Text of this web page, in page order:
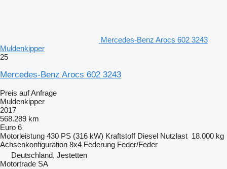
Mercedes-Benz Arocs 602 3243
Muldenkipper
25
Mercedes-Benz Arocs 602 3243
Preis auf Anfrage
Muldenkipper
2017
568.289 km
Euro 6
Motorleistung 430 PS (316 kW) Kraftstoff Diesel Nutzlast 18.000 kg
Achsenkonfiguration 8x4 Federung Feder/Feder
Deutschland, Jestetten
Motortrade SA